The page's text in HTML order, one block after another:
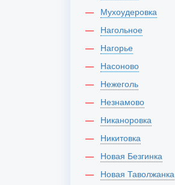
Мухоудеровка
Нагольное
Нагорье
Насоново
Нежеголь
Незнамово
Никаноровка
Никитовка
Новая Безгинка
Новая Таволжанка